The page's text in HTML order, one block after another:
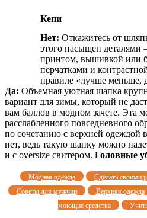
Кепи
Нет: Откажитесь от
этого насыщен
принтом, вышивкой или
перчатками и
правиле «лучше меньше,
Да: Объемная уютная шапка
вариант для зимы, который не
вам баллов в модном зачете. Эта
расслабленного повседневного
по сочетанию с верхней одеждой
нет, ведь такую шапку можно
и с oversize свитером. Головные
Модная одежда Сделать своими
Советы для мужчин
Верхняя одежда
моющие средства